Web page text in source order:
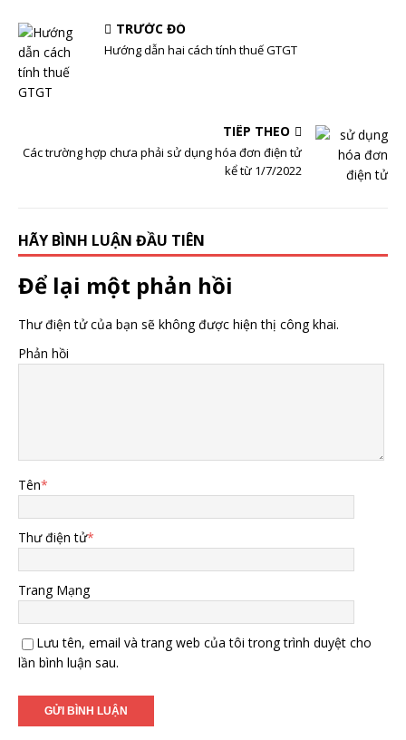
TRƯỚC ĐÓ
Hướng dẫn hai cách tính thuế GTGT
TIẾP THEO
Các trường hợp chưa phải sử dụng hóa đơn điện tử
kể từ 1/7/2022
HÃY BÌNH LUẬN ĐẦU TIÊN
Để lại một phản hồi
Thư điện tử của bạn sẽ không được hiện thị công khai.
Phản hồi
Tên*
Thư điện tử*
Trang Mạng
Lưu tên, email và trang web của tôi trong trình duyệt cho
lần bình luận sau.